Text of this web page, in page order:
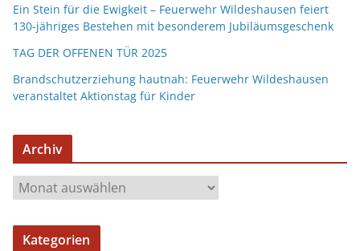
Ein Stein für die Ewigkeit – Feuerwehr Wildeshausen feiert
130-jähriges Bestehen mit besonderem Jubiläumsgeschenk
TAG DER OFFENEN TÜR 2025
Brandschutzerziehung hautnah: Feuerwehr Wildeshausen
veranstaltet Aktionstag für Kinder
Archiv
Kategorien